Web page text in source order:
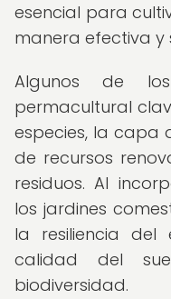
esencial para
manera efectiva y
Algunos de
permacultural
especies, la capa
de recursos
residuos. Al
los jardines
la resiliencia del
calidad del
biodiversidad.